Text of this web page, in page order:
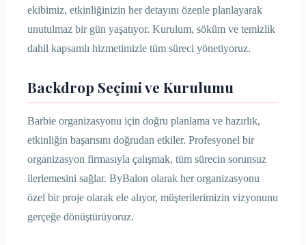
ekibimiz, etkinliğinizin her detayını özenle planlayarak
unutulmaz bir gün yaşatıyor. Kurulum, söküm ve temizlik
dahil kapsamlı hizmetimizle tüm süreci yönetiyoruz.
Backdrop Seçimi ve Kurulumu
Barbie organizasyonu için doğru planlama ve hazırlık,
etkinliğin başarısını doğrudan etkiler. Profesyonel bir
organizasyon firmasıyla çalışmak, tüm sürecin sorunsuz
ilerlemesini sağlar. ByBalon olarak her organizasyonu
özel bir proje olarak ele alıyor, müşterilerimizin vizyonunu
gerçeğe dönüştürüyoruz.